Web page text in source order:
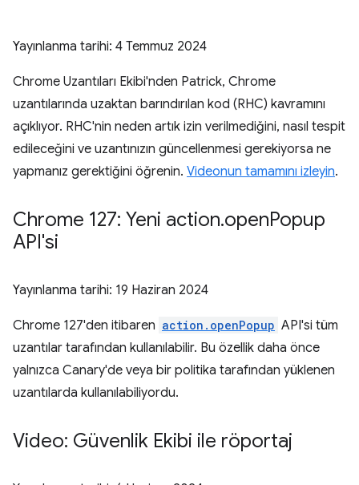
Yayınlanma tarihi: 4 Temmuz 2024
Chrome Uzantıları Ekibi'nden Patrick, Chrome
uzantılarında uzaktan barındırılan kod (RHC) kavramını
açıklıyor. RHC'nin neden artık izin verilmediğini, nasıl tespit
edileceğini ve uzantınızın güncellenmesi gerekiyorsa ne
yapmanız gerektiğini öğrenin. Videonun tamamını izleyin.
Chrome 127: Yeni action.openPopup
API'si
Yayınlanma tarihi: 19 Haziran 2024
Chrome 127'den itibaren action.openPopup API'si tüm
uzantılar tarafından kullanılabilir. Bu özellik daha önce
yalnızca Canary'de veya bir politika tarafından yüklenen
uzantılarda kullanılabiliyordu.
Video: Güvenlik Ekibi ile röportaj